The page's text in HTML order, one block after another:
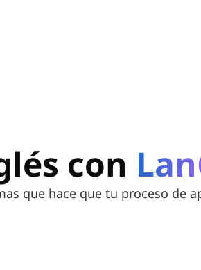
con
que hace que tu proceso de